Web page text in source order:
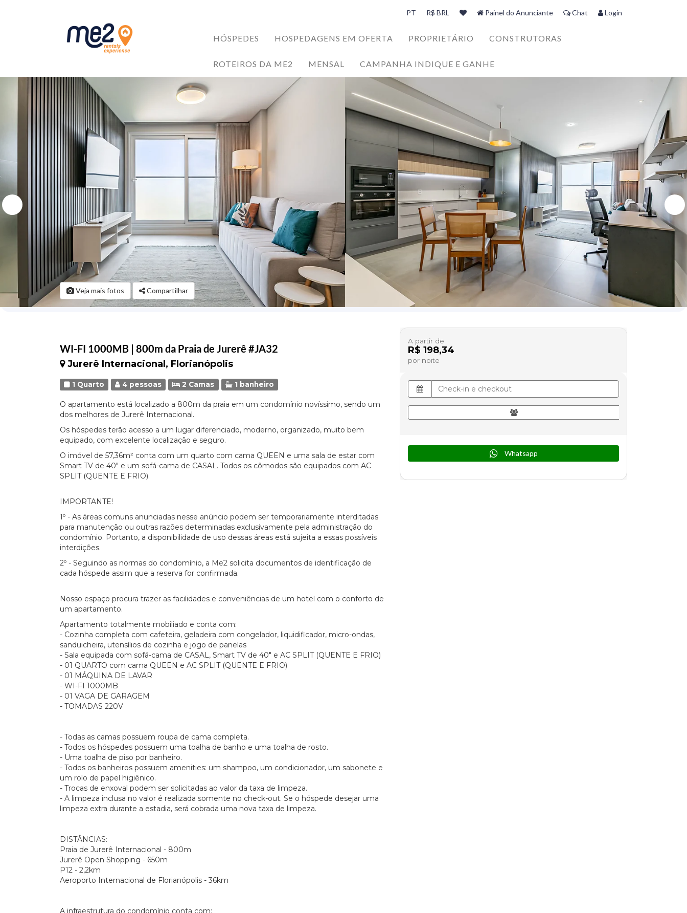
PT R$ BRL Painel do Anunciante Chat Login
HÓSPEDES
HOSPEDAGENS EM OFERTA PROPRIETÁRIO CONSTRUTORAS
ROTEIROS DA ME2
Me2 completa 6 anos!
6 razões para investir no mercado de Short Stay
4 Trilhas em Florianópolis: Explore as Belezas Naturais da Ilha da Magia
MENSAL CAMPANHA INDIQUE E GANHE
Veja mais fotos Compartilhar
WI-FI 1000MB | 800m da Praia de Jurerê #JA32
Jurerê Internacional, Florianópolis
1 Quarto 4 pessoas 2 Camas 1 banheiro
O apartamento está localizado a 800m da praia em um condomínio novíssimo, sendo um
dos melhores de Jurerê Internacional.
Os hóspedes terão acesso a um lugar diferenciado, moderno, organizado, muito bem
equipado, com excelente localização e seguro.
O imóvel de 57,36m² conta com um quarto com cama QUEEN e uma sala de estar com
Smart TV de 40" e um sofá-cama de CASAL. Todos os cômodos são equipados com AC
SPLIT (QUENTE E FRIO).
IMPORTANTE!
1º - As áreas comuns anunciadas nesse anúncio podem ser temporariamente interditadas
para manutenção ou outras razões determinadas exclusivamente pela administração do
condomínio. Portanto, a disponibilidade de uso dessas áreas está sujeita a essas possíveis
interdições.
2º - Seguindo as normas do condomínio, a Me2 solicita documentos de identificação de
cada hóspede assim que a reserva for confirmada.
Nosso espaço procura trazer as facilidades e conveniências de um hotel com o conforto de
um apartamento.
Apartamento totalmente mobiliado e conta com:
- Cozinha completa com cafeteira, geladeira com congelador, liquidificador, micro-ondas,
sanduicheira, utensílios de cozinha e jogo de panelas
- Sala equipada com sofá-cama de CASAL, Smart TV de 40" e AC SPLIT (QUENTE E FRIO)
- 01 QUARTO com cama QUEEN e AC SPLIT (QUENTE E FRIO)
- 01 MÁQUINA DE LAVAR
- WI-FI 1000MB
- 01 VAGA DE GARAGEM
- TOMADAS 220V
- Todas as camas possuem roupa de cama completa.
- Todos os hóspedes possuem uma toalha de banho e uma toalha de rosto.
- Uma toalha de piso por banheiro.
- Todos os banheiros possuem amenities: um shampoo, um condicionador, um sabonete e
um rolo de papel higiênico.
- Trocas de enxoval podem ser solicitadas ao valor da taxa de limpeza.
- A limpeza inclusa no valor é realizada somente no check-out. Se o hóspede desejar uma
limpeza extra durante a estadia, será cobrada uma nova taxa de limpeza.
DISTÂNCIAS:
Praia de Jurerê Internacional - 800m
Jurerê Open Shopping - 650m
P12 - 2,2km
Aeroporto Internacional de Florianópolis - 36km
A infraestrutura do condomínio conta com:
A partir de
R$ 198,34
por noite
Whatsapp